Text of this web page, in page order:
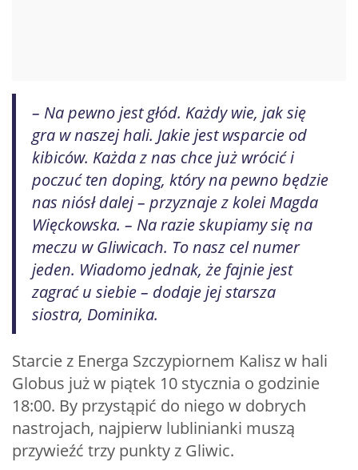
– Na pewno jest głód. Każdy wie, jak się
gra w naszej hali. Jakie jest wsparcie od
kibiców. Każda z nas chce już wrócić i
poczuć ten doping, który na pewno będzie
nas niósł dalej – przyznaje z kolei Magda
Więckowska. – Na razie skupiamy się na
meczu w Gliwicach. To nasz cel numer
jeden. Wiadomo jednak, że fajnie jest
zagrać u siebie – dodaje jej starsza
siostra, Dominika.
Starcie z Energa Szczypiornem Kalisz w hali
Globus już w piątek 10 stycznia o godzinie
18:00. By przystąpić do niego w dobrych
nastrojach, najpierw lublinianki muszą
przywieźć trzy punkty z Gliwic.